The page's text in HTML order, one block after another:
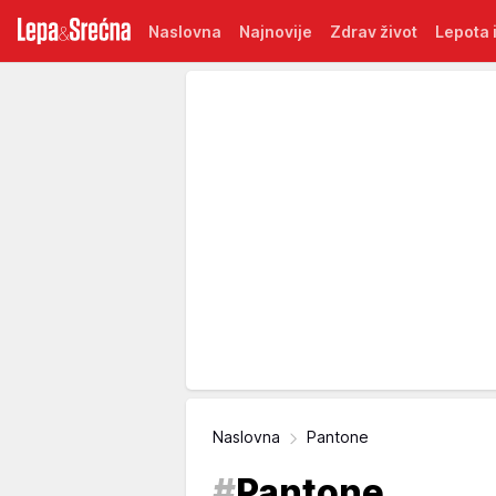
Naslovna Najnovije Zdrav život Lepota
Naslovna Pantone